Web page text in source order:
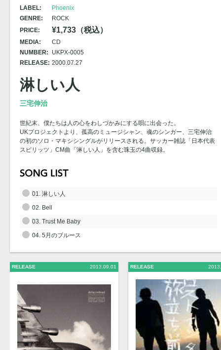
LABEL:
Phoenix
GENRE:
ROCK
PRICE:
¥1,733（税込）
MEDIA:
CD
NUMBER:
UKPX-0005
RELEASE: 2000.07.27
淋しい人
三宅伸治
世紀末、僕たちは人の心をわしづかみにする唄に出会った。
UKプロジェクトより、孤高のミュージシャン、魂のシンガー、三宅伸治
の初のソロ・マキシシングルがリリースされる。サッカー雑誌「日本代表
スピリッツ」CM曲「淋しい人」を含む珠玉の4曲収録。
01. 淋しい人
02. Bell
03. Trust Me Baby
04. 5月のブルース
RELEASE 2013.09.01 RELEASE